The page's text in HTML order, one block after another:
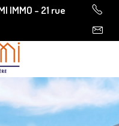
IMMO - 21 rue